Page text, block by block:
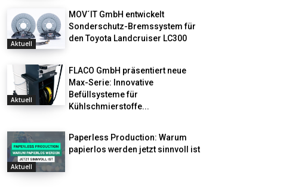
Aktuell
MOV´IT GmbH entwickelt
Sonderschutz-Bremssystem für
den Toyota Landcruiser LC300
Aktuell
FLACO GmbH präsentiert neue
Max-Serie: Innovative
Befüllsysteme für
Kühlschmierstoffe...
Aktuell
Paperless Production: Warum
papierlos werden jetzt sinnvoll ist